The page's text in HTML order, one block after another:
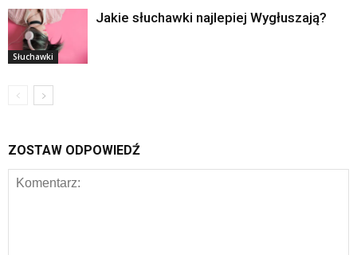
Słuchawki
Jakie słuchawki najlepiej Wygłuszają?
ZOSTAW ODPOWIEDŹ